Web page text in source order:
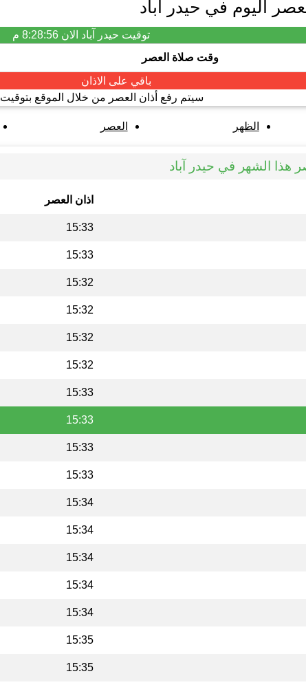
اليوم في حیدر آباد
توقيت حیدر آباد الان 8:28:56 م
وقت صلاة العصر
باقي على الاذان
سيتم رفع أذان العصر من خلال الموقع بتوقيت
الظهر العصر
هذا الشهر في حیدر آباد
اذان العصر
15:33
15:33
15:32
15:32
15:32
15:32
15:33
15:33
15:33
15:33
15:34
15:34
15:34
15:34
15:34
15:35
15:35